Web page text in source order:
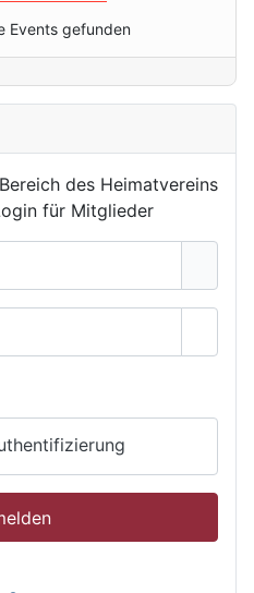
Events gefunden
des Heimatvereins
für Mitglieder